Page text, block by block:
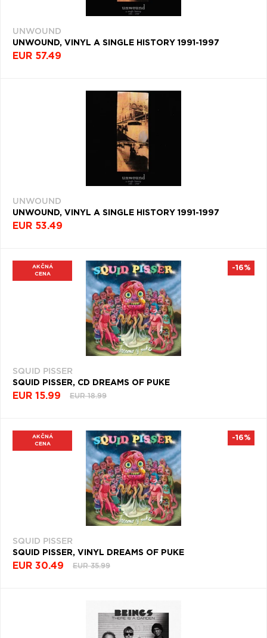
UNWOUND
UNWOUND, VINYL A SINGLE HISTORY 1991-1997
EUR 57.49
UNWOUND
UNWOUND, VINYL A SINGLE HISTORY 1991-1997
EUR 53.49
AKČNÁ
CENA
SQUID PISSER
SQUID PISSER, CD DREAMS OF PUKE
EUR 15.99 EUR 18.99
-16%
AKČNÁ
CENA
SQUID PISSER
SQUID PISSER, VINYL DREAMS OF PUKE
EUR 30.49 EUR 35.99
-16%